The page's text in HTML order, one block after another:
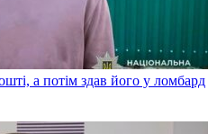
а потім здав його у ломбард